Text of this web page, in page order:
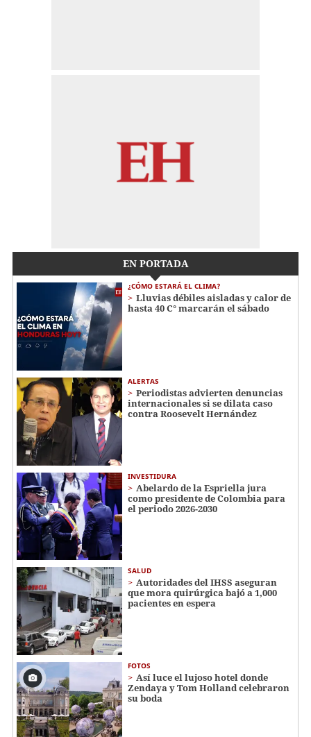
EN PORTADA
¿CÓMO ESTARÁ EL CLIMA?
Lluvias débiles aisladas y calor de
hasta 40 C° marcarán el sábado
ALERTAS
Periodistas advierten denuncias
internacionales si se dilata caso
contra Roosevelt Hernández
INVESTIDURA
Abelardo de la Espriella jura
como presidente de Colombia para
el periodo 2026-2030
SALUD
Autoridades del IHSS aseguran
que mora quirúrgica bajó a 1,000
pacientes en espera
FOTOS
Así luce el lujoso hotel donde
Zendaya y Tom Holland celebraron
su boda